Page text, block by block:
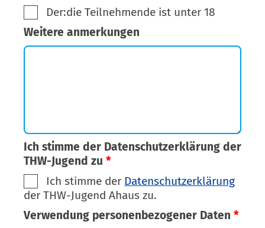
Der:die Teilnehmende ist unter 18
Weitere anmerkungen
Ich stimme der Datenschutzerklärung der
THW-Jugend zu *
Ich stimme der Datenschutzerklärung
der THW-Jugend Ahaus zu.
Verwendung personenbezogener Daten *